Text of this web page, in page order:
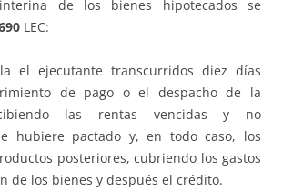
de los bienes hipotecados se
LEC:
el ejecutante transcurridos diez días
de pago o el despacho de la
las rentas vencidas y no
hubiere pactado y, en todo caso, los
posteriores, cubriendo los gastos
de los bienes y después el crédito.